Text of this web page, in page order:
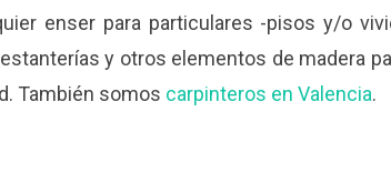
enser para particulares -pisos y/o
y otros elementos de madera
También somos carpinteros en Valencia.